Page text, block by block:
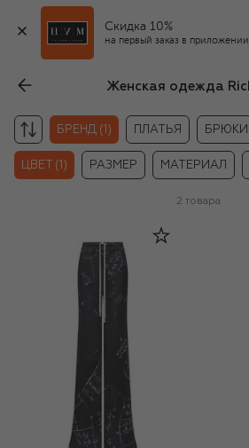
Скидка 10%
на первый заказ в приложении
БРЕНД (1) ПЛАТЬЯ БРЮКИ
ЦВЕТ (1) РАЗМЕР МАТЕРИАЛ
2 товара